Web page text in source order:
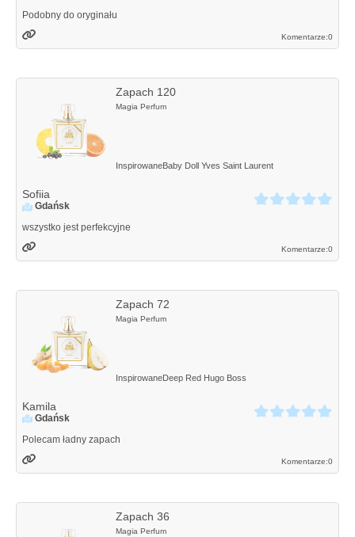
Podobny do oryginału
Komentarze:0
Zapach 120
Magia Perfum
InspirowaneBaby Doll Yves Saint Laurent
Sofiia
Gdańsk
wszystko jest perfekcyjne
Komentarze:0
Zapach 72
Magia Perfum
InspirowaneDeep Red Hugo Boss
Kamila
Gdańsk
Polecam ładny zapach
Komentarze:0
Zapach 36
Magia Perfum